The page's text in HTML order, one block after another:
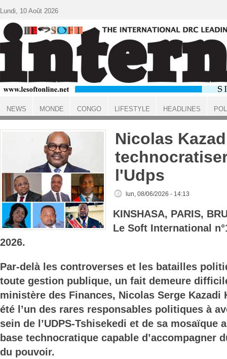
ACCUEIL
Nicolas
l'Udps
lun, 08/06/2026 - 14:13
KINSHASA, PARIS,
Le Soft International
2026.
Par-delà les controverses et les batailles
toute gestion publique, un fait demeure
ministère des Finances, Nicolas Serge Kazadi
été l’un des rares responsables politiques à
sein de l’UDPS-Tshisekedi et de sa mosaïque
base technocratique capable d’accompagner
du pouvoir.
Lundi, 10 Août 2026
NEWS MONDE CONGO LIFESTYLE HEADLINES